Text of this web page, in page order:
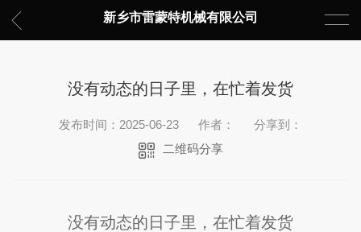
新乡市雷蒙特机械有限公司
没有动态的日子里，在忙着发货
发布时间：2025-06-23 作者：
分享到：
二维码分享
没有动态的日子里，在忙着发货